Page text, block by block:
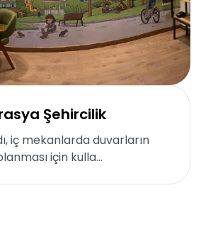
Şehircilik
iç mekanlarda duvarların
için kulla...